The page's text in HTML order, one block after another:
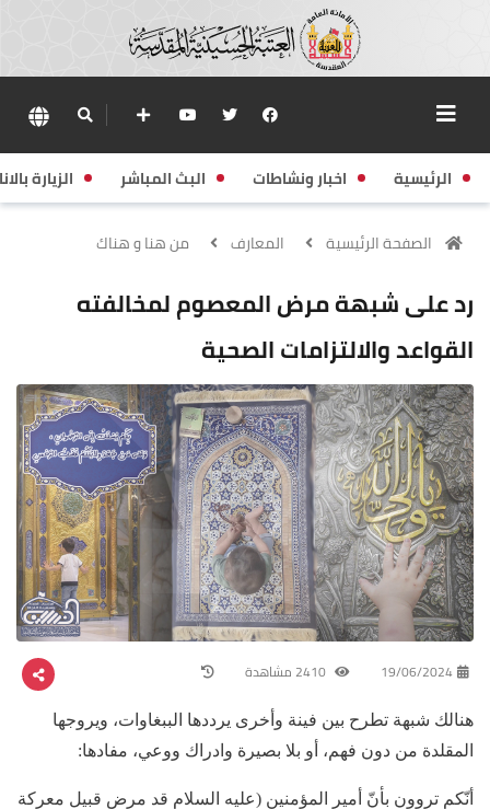
الرئيسية اخبار ونشاطات البث المباشر الزيارة
الصفحة الرئيسية المعارف من هنا و هناك
رد على شبهة مرض المعصوم لمخالفته
القواعد والالتزامات الصحية
19/06/2024
هنالك شبهة تطرح بين فينة وأخرى يرددها الببغاوات، ويروجها
المقلدة من دون فهم، أو بلا بصيرة وادراك ووعي، مفادها:
أنّكم تروون بأنّ أمير المؤمنين (عليه السلام قد مرض قبيل معركة